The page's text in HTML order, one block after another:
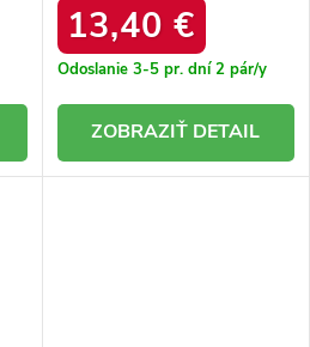
13,40 €
Odoslanie 3-5 pr. dní2 pár/y
DETAIL